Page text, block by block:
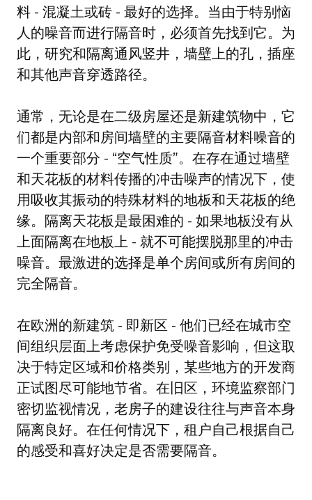
料 - 混凝土或砖 - 最好的选择。当由于特别恼
人的噪音而进行隔音时，必须首先找到它。为
此，研究和隔离通风竖井，墙壁上的孔，插座
和其他声音穿透路径。
通常，无论是在二级房屋还是新建筑物中，它
们都是内部和房间墙壁的主要隔音材料噪音的
一个重要部分 - “空气性质”。在存在通过墙壁
和天花板的材料传播的冲击噪声的情况下，使
用吸收其振动的特殊材料的地板和天花板的绝
缘。隔离天花板是最困难的 - 如果地板没有从
上面隔离在地板上 - 就不可能摆脱那里的冲击
噪音。最激进的选择是单个房间或所有房间的
完全隔音。
在欧洲的新建筑 - 即新区 - 他们已经在城市空
间组织层面上考虑保护免受噪音影响，但这取
决于特定区域和价格类别，某些地方的开发商
正试图尽可能地节省。在旧区，环境监察部门
密切监视情况，老房子的建设往往与声音本身
隔离良好。在任何情况下，租户自己根据自己
的感受和喜好决定是否需要隔音。